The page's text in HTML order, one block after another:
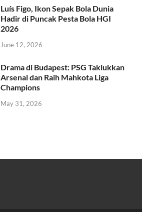
Luís Figo, Ikon Sepak Bola Dunia
Hadir di Puncak Pesta Bola HGI
2026
June 12, 2026
Drama di Budapest: PSG Taklukkan
Arsenal dan Raih Mahkota Liga
Champions
May 31, 2026